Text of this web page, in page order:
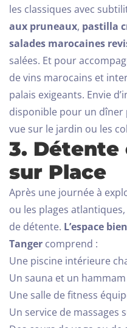
les classiques avec
aux pruneaux, pastilla
salades marocaines
salées. Et pour
de vins marocains et
palais exigeants. Envie
disponible pour un dîner
vue sur le jardin ou les
3.
sur Place
Après une journée à
ou les plages
de détente. L’espace
Tanger comprend :
Une piscine intérieure
Un sauna et un
Une salle de fitness
Un service de massages